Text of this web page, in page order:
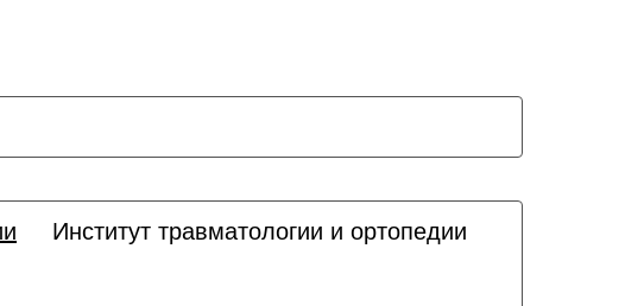
Институт травматологии и ортопедии